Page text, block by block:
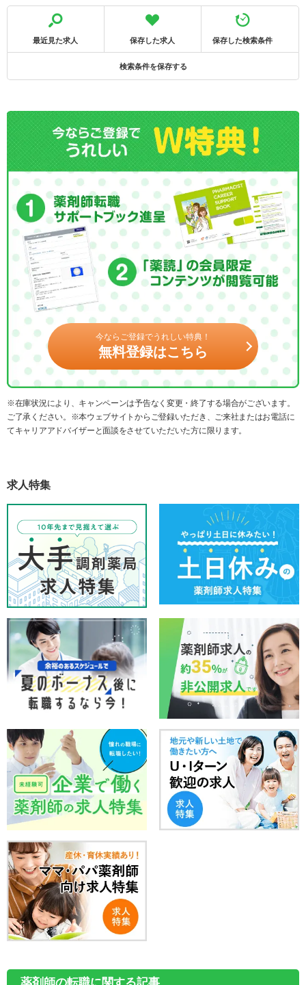
最近見た求人 保存した求人 保存した検索条件
検索条件を保存する
今ならご登録でうれしい特典！
無料登録はこちら
※在庫状況により、キャンペーンは予告なく変更・終了する場合がございます。
ご了承ください。※本ウェブサイトからご登録いただき、ご来社またはお電話に
てキャリアアドバイザーと面談をさせていただいた方に限ります。
求人特集